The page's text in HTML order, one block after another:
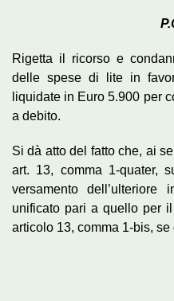
Rigetta il ricorso e
delle spese di lite in
liquidate in Euro 5.900 per
a debito.
Si dà atto del fatto che, ai
art. 13, comma 1-quater,
versamento
unificato pari a quello per
articolo 13, comma 1-bis, se